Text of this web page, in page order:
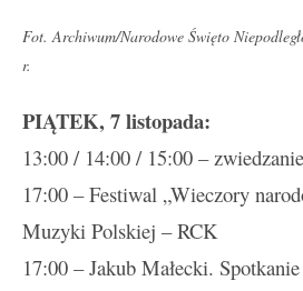
Fot. Archiwum/Narodowe Święto
r.
PIĄTEK, 7 listopada:
13:00 / 14:00 / 15:00 –
17:00 – Festiwal „Wieczory
Muzyki Polskiej – RCK
17:00 – Jakub Małecki.